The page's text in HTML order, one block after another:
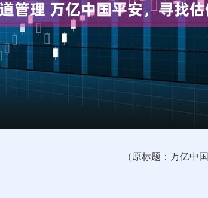
（原标题：万亿中
14311.01 200.89 1.42% 沪深